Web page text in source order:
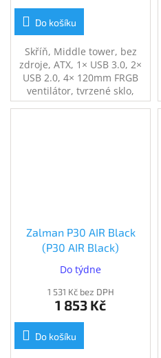
Do košíku
Skříň, Middle tower, bez
zdroje, ATX, 1× USB 3.0, 2×
USB 2.0, 4× 120mm FRGB
ventilátor, tvrzené sklo,
černá
Zalman P30 AIR Black
(P30 AIR Black)
Do týdne
1 531 Kč bez DPH
1 853 Kč
Do košíku